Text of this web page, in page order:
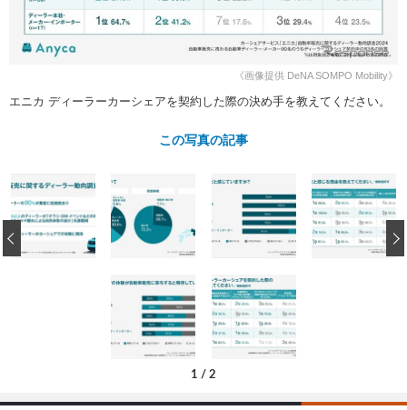
自動車豆知識 ストップ！不具合修理＆粗悪修理
鈑金・塗装
ディテイリング
ヘッドライト磨き コーティング
鈑金・塗装
小キズ直し 防錆
特集記事
クト
ェクト
インタビュー
イベント告知 イベントレポート
《画像提供 DeNA SOMPO Mobility》
エニカ ディーラーカーシェアを契約した際の決め手を教えてください。
この写真の記事
1 / 2
‹